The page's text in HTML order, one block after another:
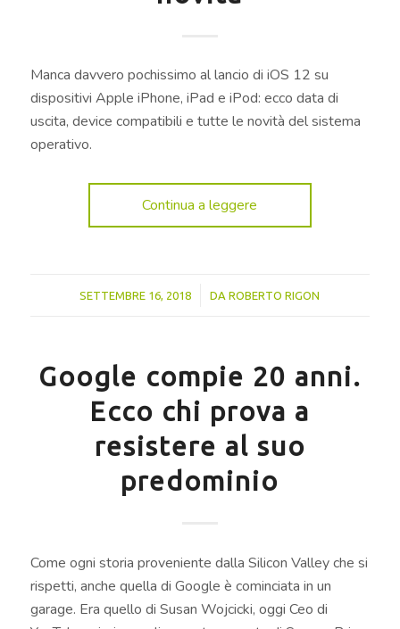
Manca davvero pochissimo al lancio di iOS 12 su
dispositivi Apple iPhone, iPad e iPod: ecco data di
uscita, device compatibili e tutte le novità del sistema
operativo.
Continua a leggere
SETTEMBRE 16, 2018
/ DAROBERTO RIGON
Google compie 20 anni.
Ecco chi prova a
resistere al suo
predominio
Come ogni storia proveniente dalla Silicon Valley che si
rispetti, anche quella di Google è cominciata in un
garage. Era quello di Susan Wojcicki, oggi Ceo di